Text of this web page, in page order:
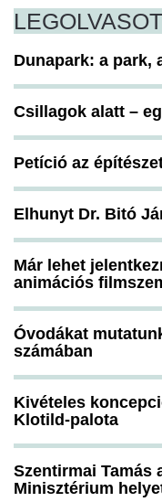
Dunapark: a park,
Csillagok alatt –
Petíció az
Elhunyt Dr. Bitó
Már lehet
animációs
Óvodákat
számában
Kivételes
Klotild-palota
Szentirmai Tamás
Minisztérium